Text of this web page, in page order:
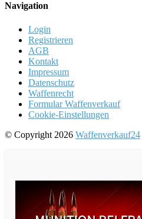
Navigation
Login
Registrieren
AGB
Kontakt
Impressum
Datenschutz
Waffenrecht
Formular Waffenverkauf
Cookie-Einstellungen
© Copyright 2026 Waffenverkauf24